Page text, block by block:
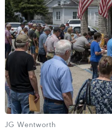
bị đánh đồng với chủ
châu Âu đang đẩy các
vòng tay của những kẻ cực
JG Wentworth